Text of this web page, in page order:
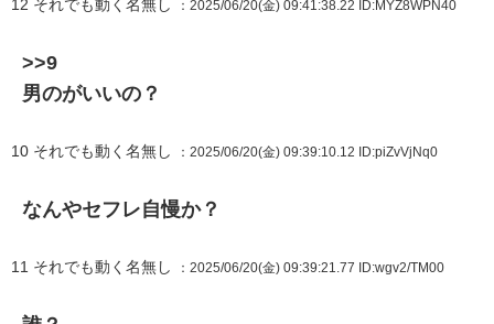
12 それでも動く名無し ：2025/06/20(金) 09:41:38.22 ID:MYZ8WPN40
>>9
男のがいいの？
10 それでも動く名無し ：2025/06/20(金) 09:39:10.12 ID:piZvVjNq0
なんやセフレ自慢か？
11 それでも動く名無し ：2025/06/20(金) 09:39:21.77 ID:wgv2/TM00